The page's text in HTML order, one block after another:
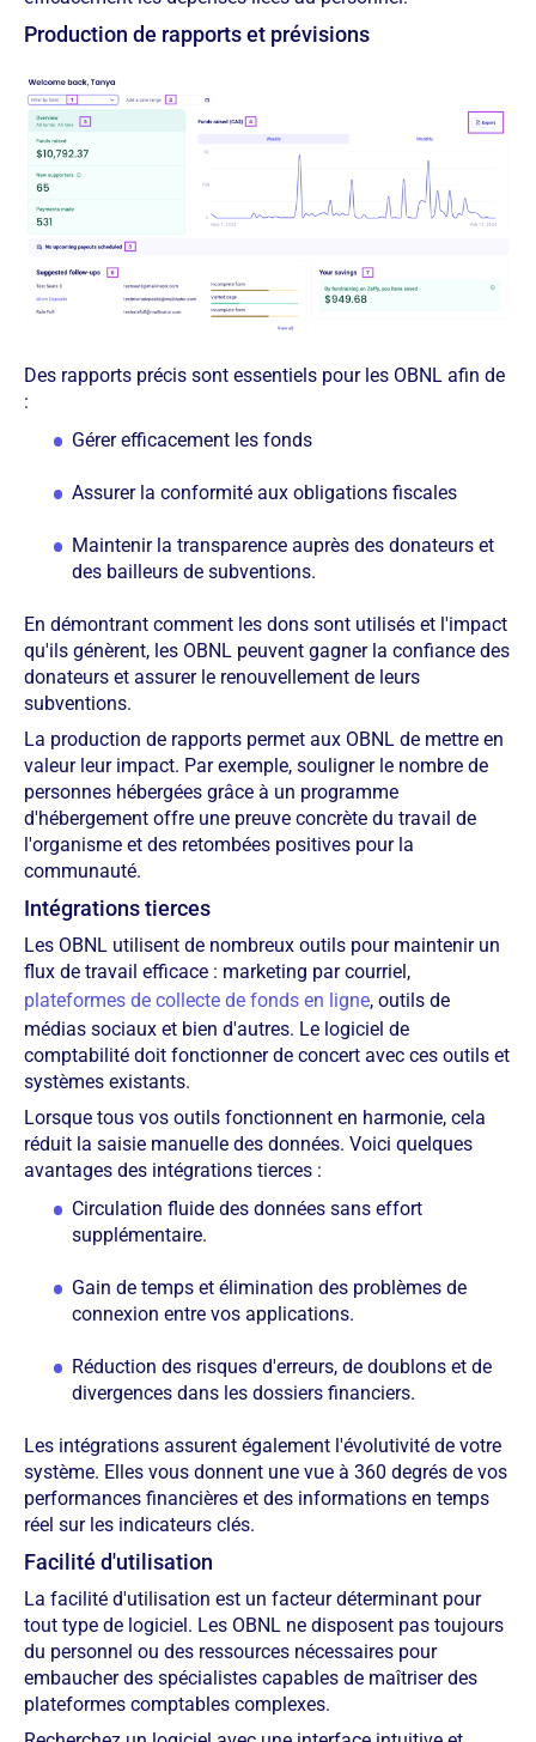
Production de rapports et prévisions
Des rapports précis sont essentiels pour les OBNL afin de
:
Gérer efficacement les fonds
Assurer la conformité aux obligations fiscales
Maintenir la transparence auprès des donateurs et
des bailleurs de subventions.
En démontrant comment les dons sont utilisés et l'impact
qu'ils génèrent, les OBNL peuvent gagner la confiance des
donateurs et assurer le renouvellement de leurs
subventions.
La production de rapports permet aux OBNL de mettre en
valeur leur impact. Par exemple, souligner le nombre de
personnes hébergées grâce à un programme
d'hébergement offre une preuve concrète du travail de
l'organisme et des retombées positives pour la
communauté.
Intégrations tierces
Les OBNL utilisent de nombreux outils pour maintenir un
flux de travail efficace : marketing par courriel,
plateformes de collecte de fonds en ligne, outils de
médias sociaux et bien d'autres. Le logiciel de
comptabilité doit fonctionner de concert avec ces outils et
systèmes existants.
Lorsque tous vos outils fonctionnent en harmonie, cela
réduit la saisie manuelle des données. Voici quelques
avantages des intégrations tierces :
Circulation fluide des données sans effort
supplémentaire.
Gain de temps et élimination des problèmes de
connexion entre vos applications.
Réduction des risques d'erreurs, de doublons et de
divergences dans les dossiers financiers.
Les intégrations assurent également l'évolutivité de votre
système. Elles vous donnent une vue à 360 degrés de vos
performances financières et des informations en temps
réel sur les indicateurs clés.
Facilité d'utilisation
La facilité d'utilisation est un facteur déterminant pour
tout type de logiciel. Les OBNL ne disposent pas toujours
du personnel ou des ressources nécessaires pour
embaucher des spécialistes capables de maîtriser des
plateformes comptables complexes.